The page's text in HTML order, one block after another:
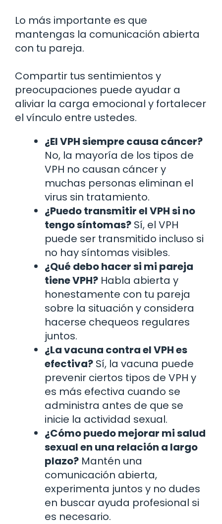
Lo más importante es que
mantengas la comunicación abierta
con tu pareja.
Compartir tus sentimientos y
preocupaciones puede ayudar a
aliviar la carga emocional y fortalecer
el vínculo entre ustedes.
¿El VPH siempre causa cáncer?
No, la mayoría de los tipos de
VPH no causan cáncer y
muchas personas eliminan el
virus sin tratamiento.
¿Puedo transmitir el VPH si no
tengo síntomas? Sí, el VPH
puede ser transmitido incluso si
no hay síntomas visibles.
¿Qué debo hacer si mi pareja
tiene VPH? Habla abierta y
honestamente con tu pareja
sobre la situación y considera
hacerse chequeos regulares
juntos.
¿La vacuna contra el VPH es
efectiva? Sí, la vacuna puede
prevenir ciertos tipos de VPH y
es más efectiva cuando se
administra antes de que se
inicie la actividad sexual.
¿Cómo puedo mejorar mi salud
sexual en una relación a largo
plazo? Mantén una
comunicación abierta,
experimenta juntos y no dudes
en buscar ayuda profesional si
es necesario.